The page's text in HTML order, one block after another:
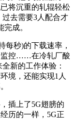
将沉重的轧辊轻松
去需要3人配合才
成。
每秒)的下载速率，
监控……在冷轧厂酸
新的工作体验：
境，还能实现1人
插上了5G翅膀的
历的一样，5G正